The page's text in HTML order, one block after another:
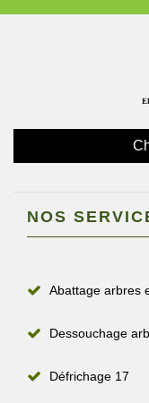
NOS
Abattage arbres
Dessouchage
Défrichage 17